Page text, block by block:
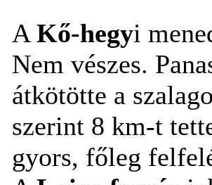
A Kő-hegyi
Nem vészes.
átkötötte a
szerint 8 km-t
gyors, főleg